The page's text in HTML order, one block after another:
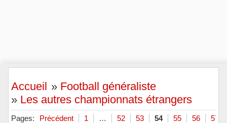
Accueil » Football généraliste
» Les autres championnats étrangers
Pages: Précédent 1 … 52 53 54 55 56 57